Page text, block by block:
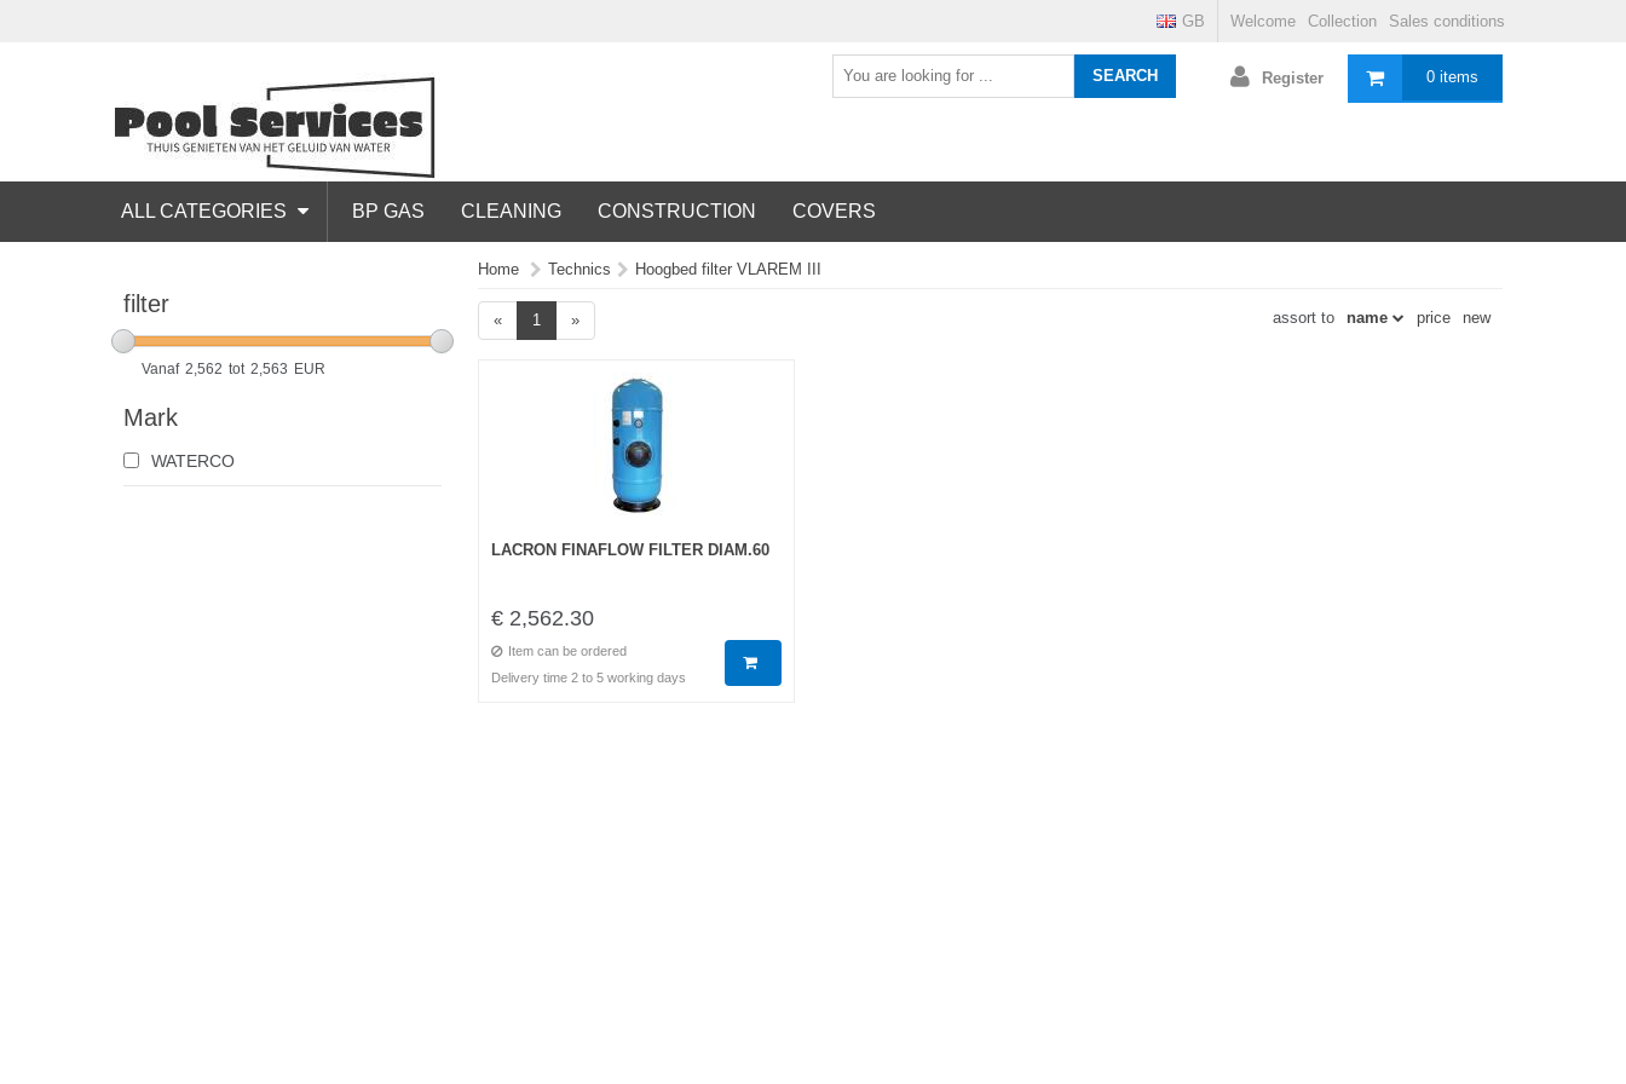
Welcome Collection Sales conditions
GB
0 items
Register
SEARCH
ALL CATEGORIES BP GAS CLEANING CONSTRUCTION COVERS
filter
Vanaf 2,562 tot 2,563 EUR
Mark
WATERCO
Home Technics Hoogbed filter VLAREM III
« 1 » assort to name price new
LACRON FINAFLOW FILTER DIAM.60
€ 2,562.30
Item can be ordered
Delivery time 2 to 5 working days